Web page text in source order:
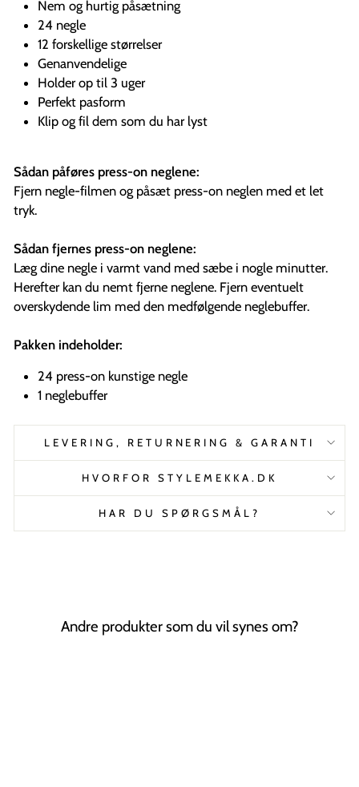
Nem og hurtig påsætning
24 negle
12 forskellige størrelser
Genanvendelige
Holder op til 3 uger
Perfekt pasform
Klip og fil dem som du har lyst
Sådan påføres press-on neglene:
Fjern negle-filmen og påsæt press-on neglen med et let
tryk.
Sådan fjernes press-on neglene:
Læg dine negle i varmt vand med sæbe i nogle minutter.
Herefter kan du nemt fjerne neglene. Fjern eventuelt
overskydende lim med den medfølgende neglebuffer.
Pakken indeholder:
24 press-on kunstige negle
1 neglebuffer
LEVERING, RETURNERING & GARANTI
HVORFOR STYLEMEKKA.DK
HAR DU SPØRGSMÅL?
Andre produkter som du vil synes om?